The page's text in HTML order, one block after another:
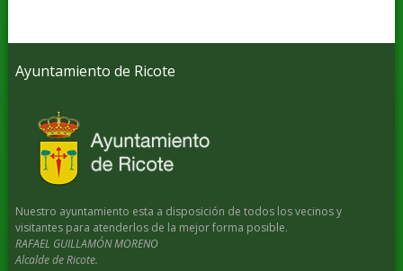
Ayuntamiento de Ricote
Nuestro ayuntamiento esta a disposición de todos los vecinos y
visitantes para atenderlos de la mejor forma posible.
RAFAEL GUILLAMÓN MORENO
Alcalde de Ricote.